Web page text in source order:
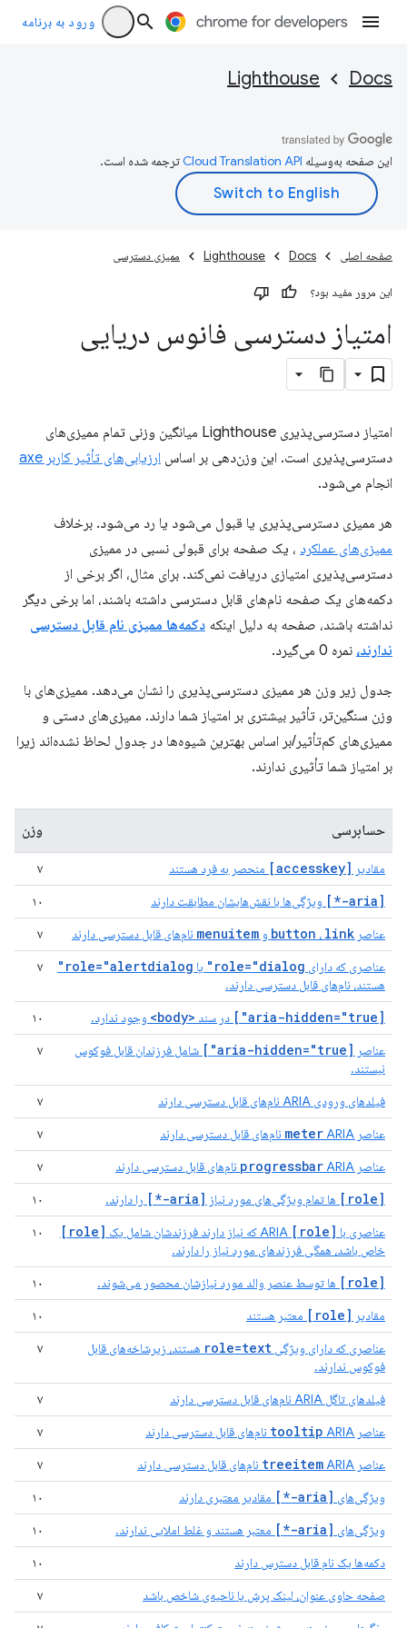
ورود به برنامه
Docs
Lighthouse
این صفحه به‌وسیله ترجمه شده است.
صفحه اصلی Docs
Lighthouse ممیزی دسترسی
این مرور مفید بود؟
امتیاز دسترسی فانوس دریایی
امتیاز دسترسی‌پذیری Lighthouse میانگین وزنی تمام ممیزی‌های
دسترسی‌پذیری است. این وزن‌دهی بر اساس ارزیابی‌های تأثیر کاربر axe
انجام می‌شود.
هر ممیزی دسترسی‌پذیری یا قبول می‌شود یا رد می‌شود. برخلاف
ممیزی‌های عملکرد ، یک صفحه برای قبولی نسبی در ممیزی
دسترسی‌پذیری امتیازی دریافت نمی‌کند. برای مثال، اگر برخی از
دکمه‌های یک صفحه نام‌های قابل دسترسی داشته باشند، اما برخی دیگر
نداشته باشند، صفحه به دلیل اینکه دکمه‌ها ممیزی نام قابل دسترسی
ندارند، نمره 0 می‌گیرد.
جدول زیر وزن هر ممیزی دسترسی‌پذیری را نشان می‌دهد. ممیزی‌های با
وزن سنگین‌تر، تأثیر بیشتری بر امتیاز شما دارند. ممیزی‌های دستی و
ممیزی‌های کم‌تأثیر/بر اساس بهترین شیوه‌ها در جدول لحاظ نشده‌اند زیرا
بر امتیاز شما تأثیری ندارند.
حسابرسی وزن
مقادیر [accesskey] منحصر به فرد هستند ۷
[aria-*] ویژگی‌ها با نقش‌هایشان مطابقت دارند
۱۰
عناصر
button ، link و menuitem نام‌های قابل دسترسی دارند
۷
عناصری که دارای role="dialog" یا role="alertdialog"
هستند، نام‌های قابل دسترسی دارند.
۷
[aria-hidden="true"] در سند <body> وجود ندارد.
۱۰
عناصر [aria-hidden="true"]
شامل فرزندان قابل فوکوس
نیستند.
۷
فیلدهای ورودی ARIA نام‌های قابل دسترسی دارند
۷
عناصر
meterARIA نام‌های قابل دسترسی دارند
۷
عناصر
progressbarARIA نام‌های قابل دسترسی دارند ۷
[role] ها تمام ویژگی‌های مورد نیاز [aria-*] را دارند.
۱۰
عناصری با [role]
[role]
خاص باشد، همگی فرزندهای مورد نیاز را دارند.
۱۰
[role] ها توسط عنصر والد مورد نیازشان محصور می‌شوند.
۱۰
مقادیر [role] معتبر هستند
۱۰
عناصری که دارای ویژگی role=text هستند، زیرشاخه‌های قابل
فوکوس ندارند.
۷
فیلدهای تاگل ARIA نام‌های قابل دسترسی دارند
۷
عناصر
tooltip ARIA نام‌های قابل دسترسی دارند
۷
عناصر
treeitemARIA نام‌های قابل دسترسی دارند
۷
ویژگی‌های [aria-*] مقادیر معتبری دارند
۱۰
ویژگی‌های [aria-*] معتبر هستند و غلط املایی ندارند.
۱۰
دکمه‌ها یک نام قابل دسترس دارند
۱۰
صفحه حاوی عنوان، لینک پرش یا ناحیه‌ی شاخص باشد
۷